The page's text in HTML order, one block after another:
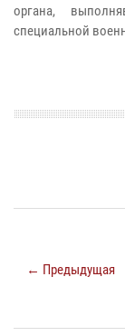
органа,
специальной
← Предыдущая